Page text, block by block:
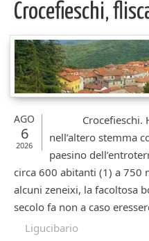
Crocefieschi,
AGO
6
2026
Crocefieschi. Ha
nell’altero stemma
paesino
circa 600 abitanti (1) a 750
alcuni zeneixi, la facoltosa
secolo fa non a caso
Ligucibario